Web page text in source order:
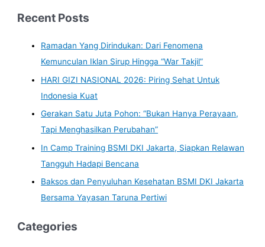
Recent Posts
Ramadan Yang Dirindukan: Dari Fenomena
Kemunculan Iklan Sirup Hingga “War Takjil”
HARI GIZI NASIONAL 2026: Piring Sehat Untuk
Indonesia Kuat
Gerakan Satu Juta Pohon: “Bukan Hanya Perayaan,
Tapi Menghasilkan Perubahan”
In Camp Training BSMI DKI Jakarta, Siapkan Relawan
Tangguh Hadapi Bencana
Baksos dan Penyuluhan Kesehatan BSMI DKI Jakarta
Bersama Yayasan Taruna Pertiwi
Categories